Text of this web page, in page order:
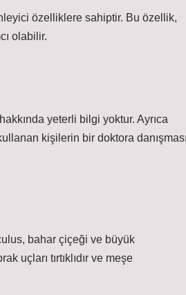
özelliklere sahiptir. Bu özellik,
olabilir.
yeterli bilgi yoktur. Ayrıca
kişilerin bir doktora
bahar çiçeği ve büyük
uçları tırtıklıdır ve meşe